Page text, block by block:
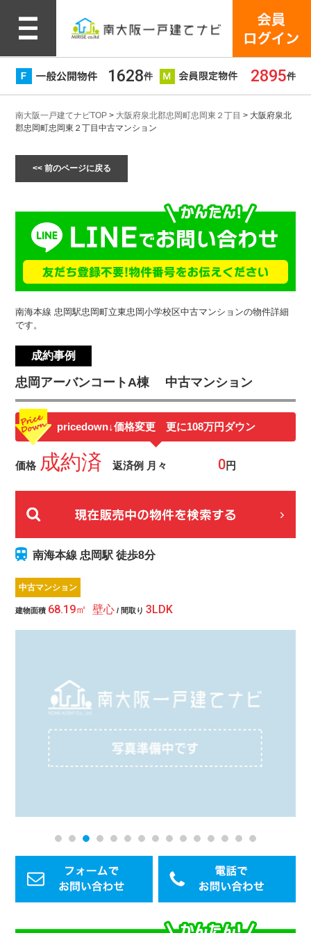
1628件 2895件
南大阪一戸建てナビTOP > 大阪府泉北郡忠岡町忠岡東２丁目 > 大阪府泉北
郡忠岡町忠岡東２丁目中古マンション
<< 前のページに戻る
南海本線 忠岡駅忠岡町立東忠岡小学校区中古マンションの物件詳細
です。
成約事例
忠岡アーバンコートA棟 中古マンション
pricedown↓価格変更 更に108万円ダウン
価格 成約済 返済例 月々 円
南海本線 忠岡駅 徒歩8分
中古マンション
建物面積 68.19㎡ 壁心 / 間取り3LDK
10 11 12 13 14